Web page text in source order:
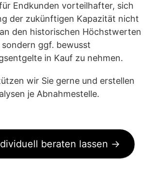
Endkunden vorteilhafter, sich
der zukünftigen Kapazität nicht
den historischen Höchstwerten
ggf. bewusst
in Kauf zu nehmen.
wir Sie gerne und erstellen
je Abnahmestelle.
beraten lassen →